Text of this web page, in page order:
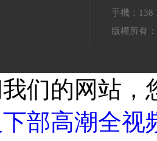
手機：138
版權所有
们的网站，
部高潮全